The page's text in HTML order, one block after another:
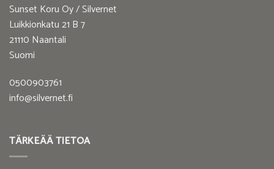
Sunset Koru Oy / Silvernet
Luikkionkatu 21 B 7
21110 Naantali
Suomi
0500903761
info@silvernet.fi
TÄRKEÄÄ TIETOA